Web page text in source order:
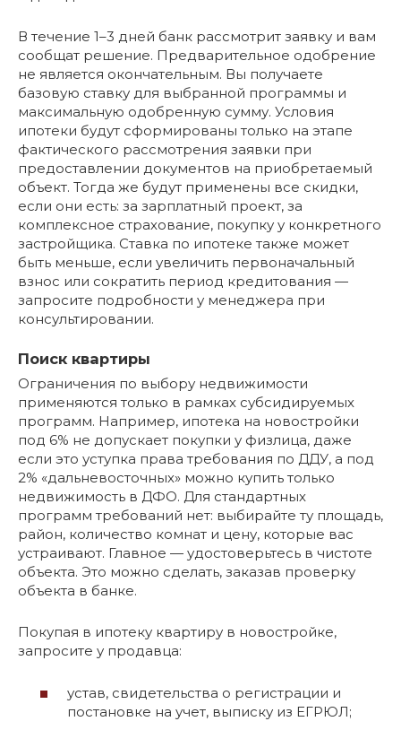
В течение 1–3 дней банк рассмотрит заявку и вам
сообщат решение. Предварительное одобрение
не является окончательным. Вы получаете
базовую ставку для выбранной программы и
максимальную одобренную сумму. Условия
ипотеки будут сформированы только на этапе
фактического рассмотрения заявки при
предоставлении документов на приобретаемый
объект. Тогда же будут применены все скидки,
если они есть: за зарплатный проект, за
комплексное страхование, покупку у конкретного
застройщика. Ставка по ипотеке также может
быть меньше, если увеличить первоначальный
взнос или сократить период кредитования —
запросите подробности у менеджера при
консультировании.
Поиск квартиры
Ограничения по выбору недвижимости
применяются только в рамках субсидируемых
программ. Например, ипотека на новостройки
под 6% не допускает покупки у физлица, даже
если это уступка права требования по ДДУ, а под
2% «дальневосточных» можно купить только
недвижимость в ДФО. Для стандартных
программ требований нет: выбирайте ту площадь,
район, количество комнат и цену, которые вас
устраивают. Главное — удостоверьтесь в чистоте
объекта. Это можно сделать, заказав проверку
объекта в банке.
Покупая в ипотеку квартиру в новостройке,
запросите у продавца:
устав, свидетельства о регистрации и
постановке на учет, выписку из ЕГРЮЛ;